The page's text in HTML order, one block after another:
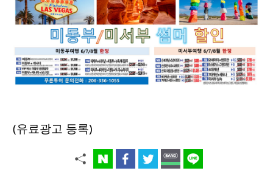
(유료광고 등록)